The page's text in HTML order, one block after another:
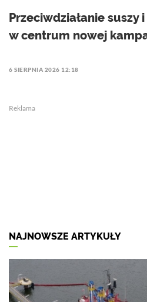
Przeciwdziałanie
w centrum nowej
6 SIERPNIA 2026 12:18
Reklama
NAJNOWSZE ARTYKUŁY